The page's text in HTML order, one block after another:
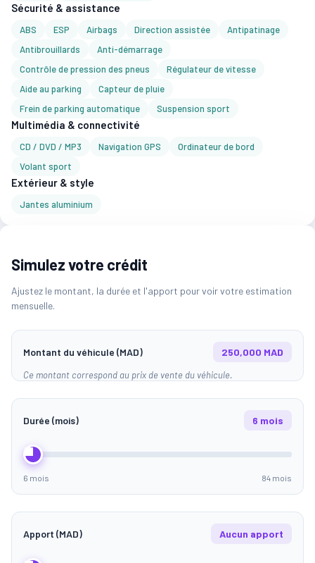
Sécurité & assistance
ABS ESP Airbags Direction assistée
Antipatinage
Antibrouillards
Anti-démarrage
Contrôle de pression des pneus
Régulateur de vitesse
Aide au parking
Capteur de pluie
Frein de parking automatique
Suspension sport
Multimédia & connectivité
CD / DVD / MP3 Navigation GPS
Ordinateur de bord
Volant sport
Extérieur & style
Jantes aluminium
Simulez votre crédit
Ajustez le montant, la durée et l'apport pour voir votre estimation
mensuelle.
Montant du véhicule (MAD) 250,000 MAD
Ce montant correspond au prix de vente du véhicule.
Durée (mois) 6 mois
6 mois 84 mois
Apport (MAD) Aucun apport